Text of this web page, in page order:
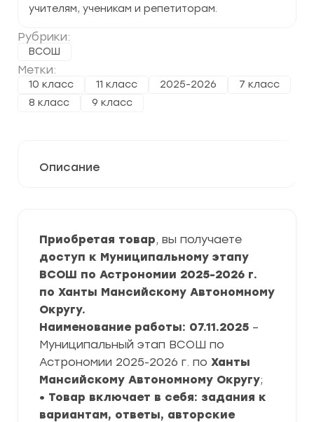
учителям, ученикам и репетиторам.
Рубрики:
ВСОШ
Метки:
10 класс 11 класс 2025-2026
7 класс
8 класс
9 класс
Описание
Приобретая товар, вы получаете
доступ к Муниципальному этапу
ВСОШ по Астрономии 2025-2026 г.
по Ханты Мансийскому Автономному
Округу.
Наименование работы: 07.11.2025 –
Муниципальный этап ВСОШ по
Астрономии 2025-2026 г. по Ханты
Мансийскому Автономному Округу;
• Товар включает в себя: задания к
вариантам, ответы, авторские